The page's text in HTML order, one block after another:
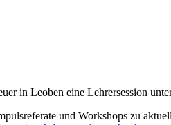
in Leoben eine Lehrersession
und Workshops zu